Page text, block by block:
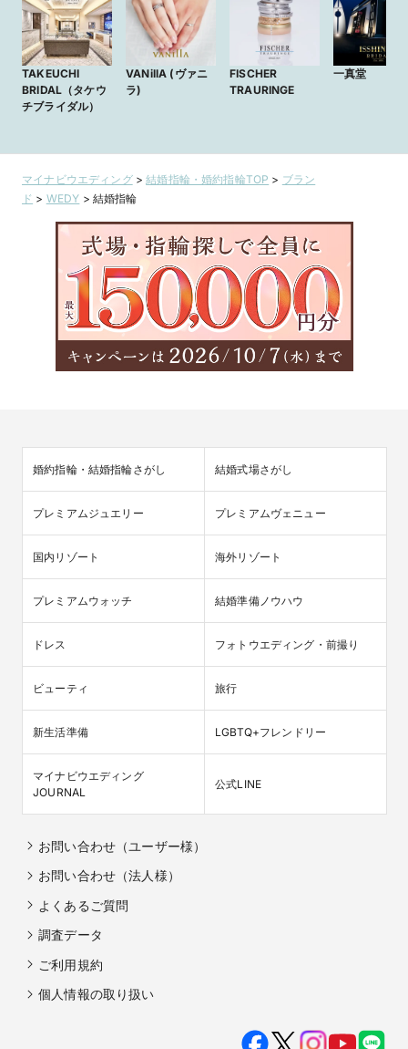
TAKEUCHI
BRIDAL（タケウ
チブライダル）
VANillA (ヴァニ
ラ)
FISCHER
TRAURINGE
一真堂
マイナビウエディング>結婚指輪・婚約指輪TOP > ブラン
ド > WEDY > 結婚指輪
婚約指輪・結婚指輪さがし 結婚式場さがし
プレミアムジュエリー プレミアムヴェニュー
国内リゾート 海外リゾート
プレミアムウォッチ 結婚準備ノウハウ
ドレス フォトウエディング・前撮り
ビューティ 旅行
新生活準備 LGBTQ+フレンドリー
マイナビウエディング
JOURNAL
公式LINE
お問い合わせ（ユーザー様）
お問い合わせ（法人様）
よくあるご質問
調査データ
ご利用規約
個人情報の取り扱い